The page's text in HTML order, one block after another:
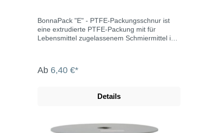
BonnaPack "E" - PTFE-Packungsschnur ist
eine extrudierte PTFE-Packung mit für
Lebensmittel zugelassenem Schmiermittel im
Eigenschaften silikonfrei universell einsetzbar
Chemikalienbeständigkeit
Ab 6,40 €*
Details